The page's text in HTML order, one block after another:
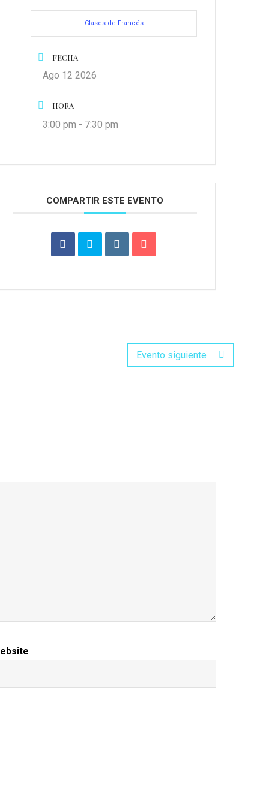
Clases de Francés
FECHA
Ago 12 2026
HORA
3:00 pm - 7:30 pm
COMPARTIR ESTE EVENTO
Evento siguiente